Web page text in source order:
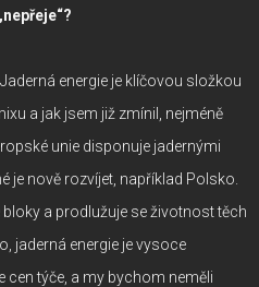
energie je klíčovou složkou
a jak jsem již zmínil, nejméně
unie disponuje jadernými
je nově rozvíjet, například Polsko.
a prodlužuje se životnost těch
jaderná energie je vysoce
týče, a my bychom neměli